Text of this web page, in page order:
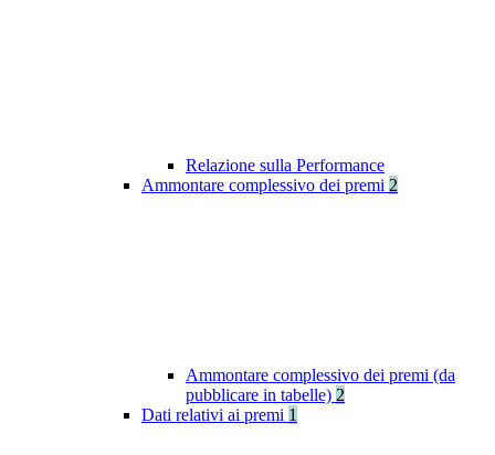
Relazione sulla Performance
Ammontare complessivo dei premi 2
Ammontare complessivo dei premi (da
pubblicare in tabelle) 2
Dati relativi ai premi 1